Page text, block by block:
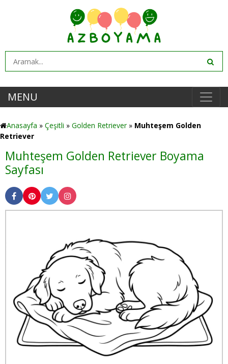
MENU
Anasayfa » Çeşitli » Golden Retriever» Muhteşem Golden
Retriever
Muhteşem Golden Retriever Boyama
Sayfası